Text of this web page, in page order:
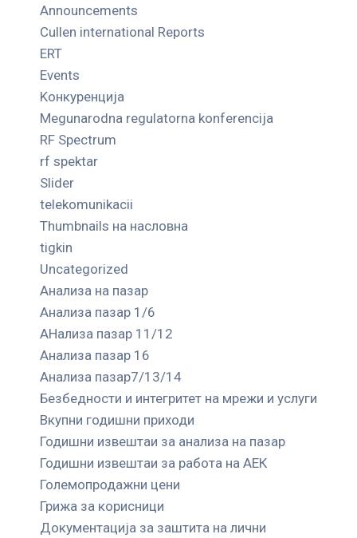
Announcements
Cullen international Reports
ERT
Events
Kонкуренција
Megunarodna regulatorna konferencija
RF Spectrum
rf spektar
Slider
telekomunikacii
Thumbnails на насловна
tigkin
Uncategorized
Анализа на пазар
Анализа пазар 1/6
АНализа пазар 11/12
Анализа пазар 16
Анализа пазар7/13/14
Безбедности и интегритет на мрежи и услуги
Вкупни годишни приходи
Годишни извештаи за анализа на пазар
Годишни извештаи за работа на АЕК
Големопродажни цени
Грижа за корисници
Документација за заштита на лични